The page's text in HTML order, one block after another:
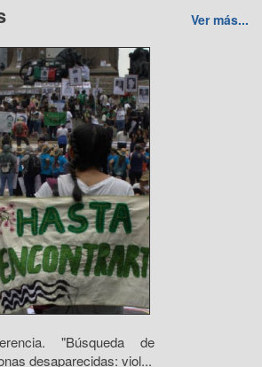
Ver más...
"Búsqueda de
desaparecidas: viol...